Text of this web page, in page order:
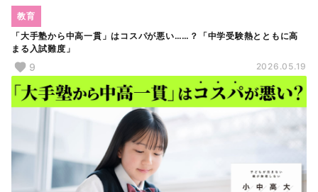
「大手塾から中高一貫」はコスパが悪い……？「中学受験熱とともに高
まる入試難度」
教育
9 2026.05.19